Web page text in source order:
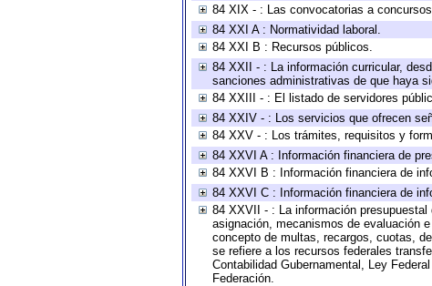
84 XIX - : Las convocatorias a
84 XXI A : Normatividad laboral.
84 XXI B : Recursos públicos.
84 XXII - : La información curricular,
sanciones administrativas de que haya
84 XXIII - : El listado de servidores
84 XXIV - : Los servicios que ofrecen
84 XXV - : Los trámites, requisitos y
84 XXVI A : Información financiera de
84 XXVI B : Información financiera de
84 XXVI C : Información financiera de
84 XXVII - : La información
asignación, mecanismos de evaluación
concepto de multas, recargos, cuotas,
se refiere a los recursos federales
Contabilidad Gubernamental, Ley
Federación.